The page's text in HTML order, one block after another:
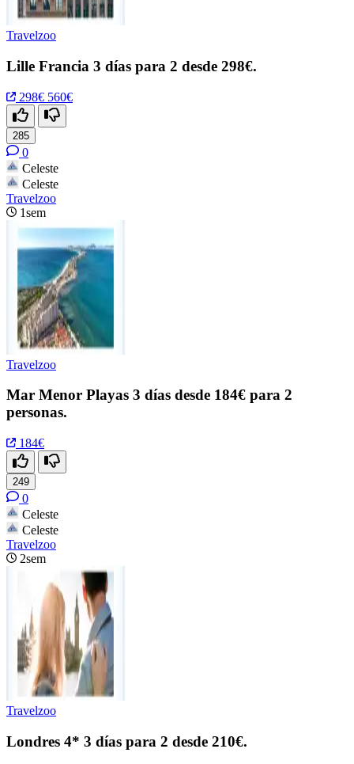
Travelzoo
Lille Francia 3 días para 2 desde 298€.
298€ 560€
285
0
Celeste
Celeste
Travelzoo
1sem
Travelzoo
Mar Menor Playas 3 días desde 184€ para 2
personas.
184€
249
0
Celeste
Celeste
Travelzoo
2sem
Travelzoo
Londres 4* 3 días para 2 desde 210€.